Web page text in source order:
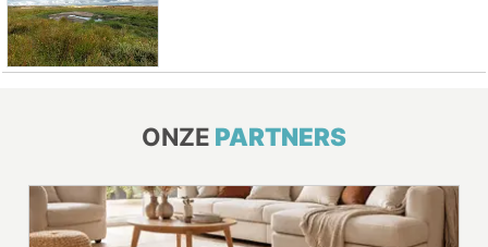
ONZE PARTNERS